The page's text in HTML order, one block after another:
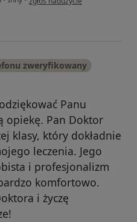
zweryfikowany
Panu
opiekę. Pan Doktor
klasy, który dokładnie
leczenia. Jego
i profesjonalizm
komfortowo.
i życzę